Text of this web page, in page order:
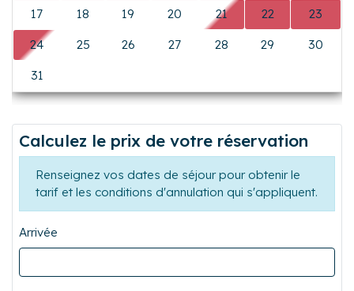
L M M J V S
D
3 4 5 6 7 8 9
10 11 12 13 14 15 16
17 18 19 20 21 22 23
24 25 26 27 28 29 30